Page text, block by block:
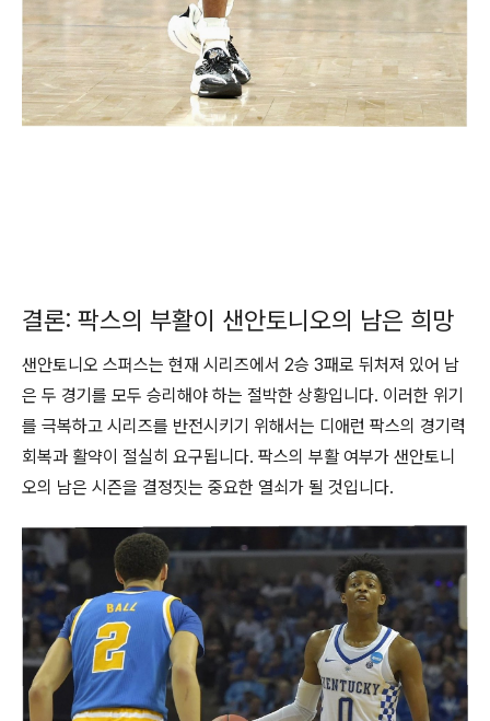
결론: 팍스의 부활이 샌안토니오의 남은 희망
샌안토니오 스퍼스는 현재 시리즈에서 2승 3패로 뒤처져 있어 남
은 두 경기를 모두 승리해야 하는 절박한 상황입니다. 이러한 위기
를 극복하고 시리즈를 반전시키기 위해서는 디애런 팍스의 경기력
회복과 활약이 절실히 요구됩니다. 팍스의 부활 여부가 샌안토니
오의 남은 시즌을 결정짓는 중요한 열쇠가 될 것입니다.